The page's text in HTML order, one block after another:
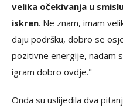
velika očekivanja u
iskren. Ne znam, imam
daju podršku, dobro se
pozitivne energije, nadam
igram dobro ovdje."
Onda su uslijedila dva